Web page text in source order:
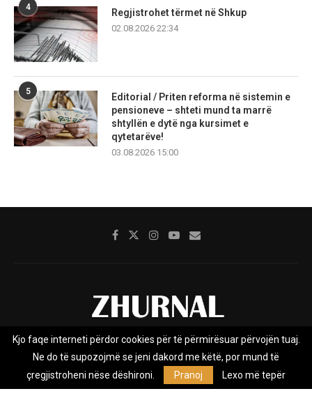
4
Regjistrohet tërmet në Shkup
02.08.2026 22:34
5
Editorial / Priten reforma në sistemin e
pensioneve – shteti mund ta marrë
shtyllën e dytë nga kursimet e
qytetarëve!
03.08.2026 15:00
Rreth nesh Impresumi Marketing
Privacy Policy
Zhurnal.mk është Agjenci e Lajmeve e pavarur, e themeluar në vitin
Kjo faqe interneti përdor cookies për të përmirësuar përvojën tuaj.
Ne do të supozojmë se jeni dakord me këtë, por mund të
çregjistroheni nëse dëshironi.
Pranoj Lexo më tepër